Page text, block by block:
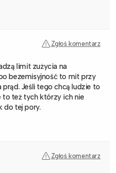
Zgłoś komentarz
limit zużycia na
bezemisyjność to mit przy
Jeśli tego chcą ludzie to
to też tych którzy ich nie
do tej pory.
Zgłoś komentarz